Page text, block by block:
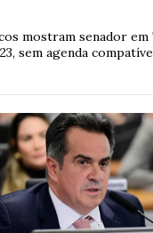
mostram senador em
sem agenda